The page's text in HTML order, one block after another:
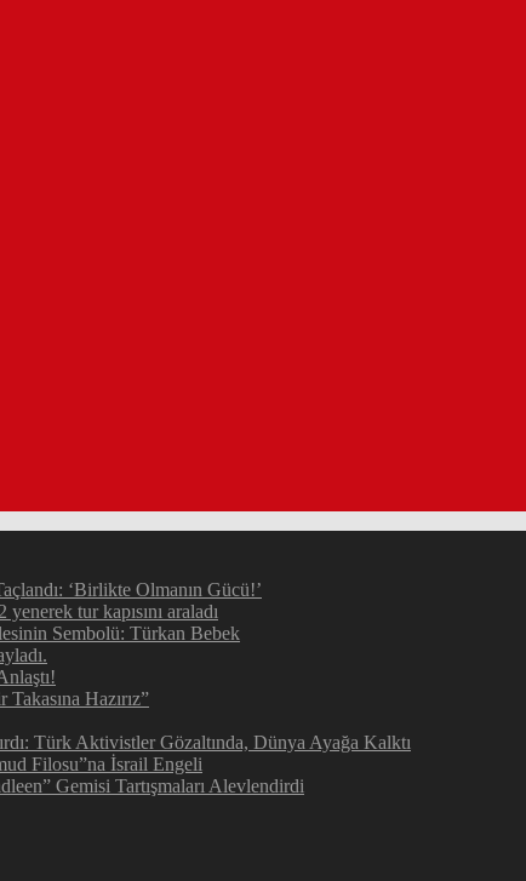
‘Birlikte Olmanın Gücü!’
tur kapısını araladı
Sembolü: Türkan Bebek
Takasına Hazırız”
Türk Aktivistler Gözaltında, Dünya Ayağa Kalktı
Filosu”na İsrail Engeli
Gemisi Tartışmaları Alevlendirdi